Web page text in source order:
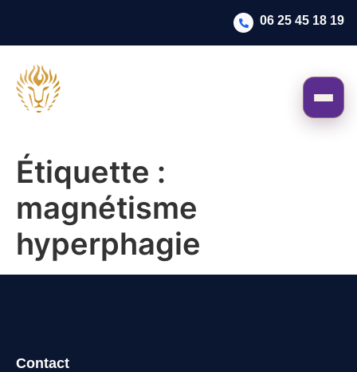
06 25 45 18 19
Étiquette :
magnétisme
hyperphagie
Contact